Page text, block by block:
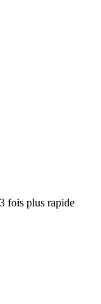
fois plus rapide